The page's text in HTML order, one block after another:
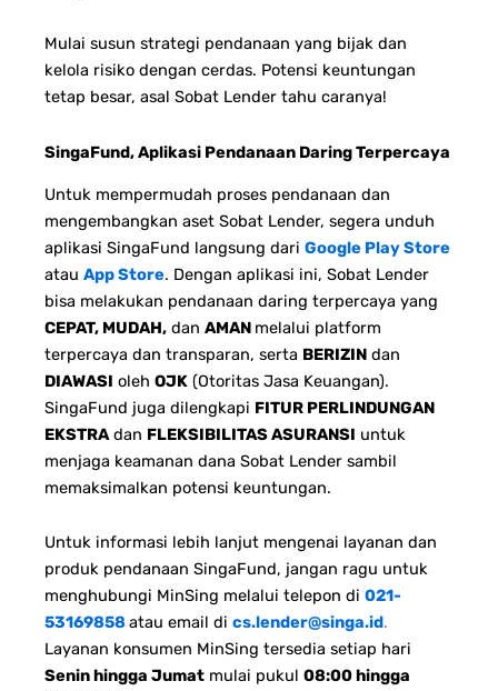
Mulai susun strategi pendanaan yang bijak dan
kelola risiko dengan cerdas. Potensi keuntungan
tetap besar, asal Sobat Lender tahu caranya!
SingaFund, Aplikasi Pendanaan Daring Terpercaya
Untuk mempermudah proses pendanaan dan
mengembangkan aset Sobat Lender, segera unduh
aplikasi SingaFund langsung dari Google Play Store
atau App Store. Dengan aplikasi ini, Sobat Lender
bisa melakukan pendanaan daring terpercaya yang
CEPAT, MUDAH, dan AMAN melalui platform
terpercaya dan transparan, serta BERIZIN dan
DIAWASI oleh OJK (Otoritas Jasa Keuangan).
SingaFund juga dilengkapi FITUR PERLINDUNGAN
EKSTRAdan FLEKSIBILITAS ASURANSI untuk
menjaga keamanan dana Sobat Lender sambil
memaksimalkan potensi keuntungan.
Untuk informasi lebih lanjut mengenai layanan dan
produk pendanaan SingaFund, jangan ragu untuk
menghubungi MinSing melalui telepon di 021-
53169858atau email di cs.lender@singa.id.
Layanan konsumen MinSing tersedia setiap hari
Senin hingga Jumat mulai pukul 08:00 hingga